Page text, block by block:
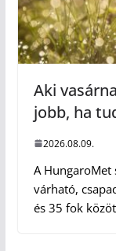
Aki
jobb, ha
2026.08.09.
A
várható,
és 35 fok